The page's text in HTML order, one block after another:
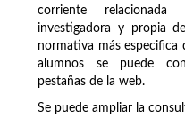
corriente
investigadora y propia
normativa más especifica
alumnos se puede
pestañas de la web.
Se puede ampliar la